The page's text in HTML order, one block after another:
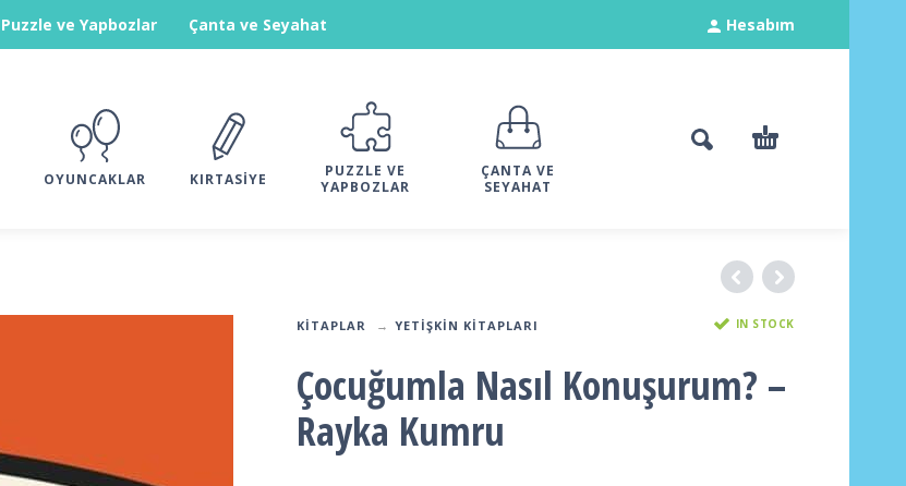
Hesabım
Puzzle ve Yapbozlar Çanta ve Seyahat
OYUNCAKLAR KIRTASIYE
PUZZLE VE
YAPBOZLAR
ÇANTA VE
SEYAHAT
KITAPLAR YETIŞKIN KITAPLARI IN STOCK
Çocuğumla Nasıl Konuşurum? –
Rayka Kumru